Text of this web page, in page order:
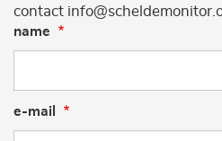
contact
name
e-mail